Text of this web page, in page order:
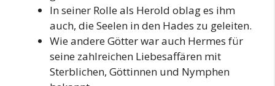
In seiner Rolle als Herold oblag es ihm
auch, die Seelen in den Hades zu geleiten.
Wie andere Götter war auch Hermes für
seine zahlreichen Liebesaffären mit
Sterblichen, Göttinnen und Nymphen